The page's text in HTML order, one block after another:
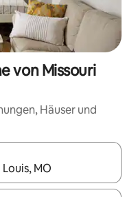
von Missouri
Häuser und
navigiere mit den